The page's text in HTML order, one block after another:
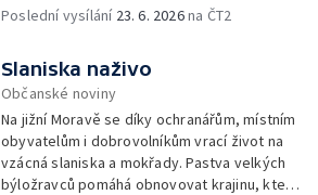
Poslední vysílání 23. 6. 2026na ČT2
Slaniska naživo
Občanské noviny
Na jižní Moravě se díky ochranářům, místním
obyvatelům i dobrovolníkům vrací život na
vzácná slaniska a mokřady. Pastva velkých
býložravců pomáhá obnovovat krajinu, která